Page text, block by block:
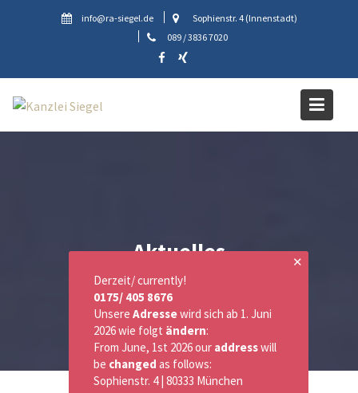
info@ra-siegel.de
Sophienstr. 4 (Innenstadt)
089 / 3836 7020
Aktuelles
✕
Derzeit/ currently!
0175/ 405 8676
Unsere Adressewird sich ab 1. Juni
2026 wie folgt ändern:
From June, 1st 2026 our addresswill
be changed as follows:
Sophienstr. 4 | 80333 München